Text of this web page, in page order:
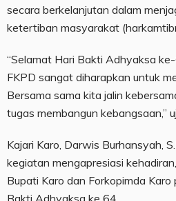
secara berkelanjutan dalam
ketertiban masyarakat
“Selamat Hari Bakti Adhyaksa
FKPD sangat diharapkan untuk
Bersama sama kita jalin
tugas membangun kebangsaan,”
Kajari Karo, Darwis Burhansyah,
kegiatan mengapresiasi
Bupati Karo dan Forkopimda